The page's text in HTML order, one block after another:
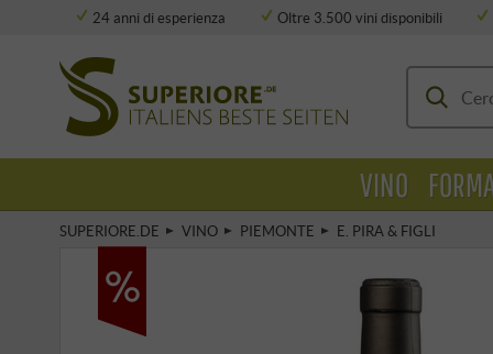
24 anni di esperienza
Oltre 3.500 vini disponibili
SUPERIORE.DE VINO PIEMONTE E. PIRA & FIGLI
VINO